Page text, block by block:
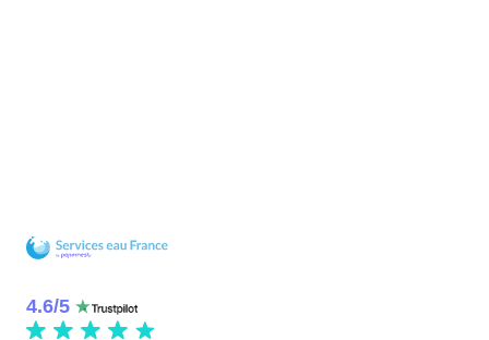
4.6/5